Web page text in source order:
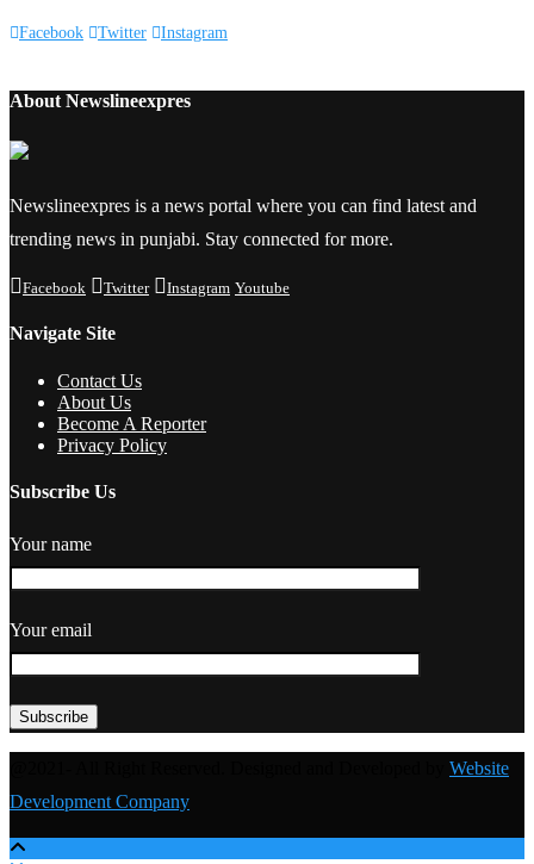
Facebook Twitter Instagram
About Newslineexpres
Newslineexpres is a news portal where you can find latest and
trending news in punjabi. Stay connected for more.
Facebook Twitter Instagram Youtube
Navigate Site
Contact Us
About Us
Become A Reporter
Privacy Policy
Subscribe Us
Your name
Your email
Website
Development Company